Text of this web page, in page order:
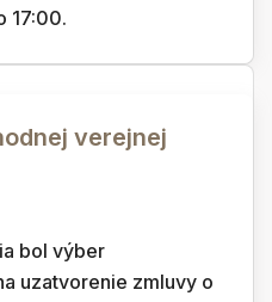
17:00.
verejnej
bol výber
uzatvorenie zmluvy o